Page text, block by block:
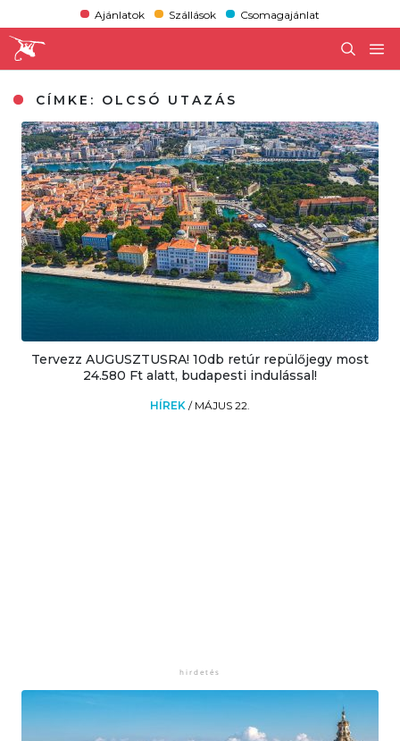
Ajánlatok Szállások Csomagajánlat
CÍMKE: OLCSÓ UTAZÁS
Tervezz AUGUSZTUSRA! 10db retúr repülőjegy most
24.580 Ft alatt, budapesti indulással!
HÍREK / MÁJUS 22.